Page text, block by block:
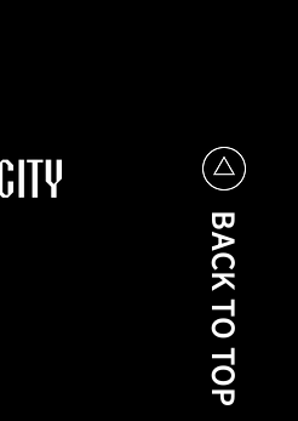
BACK TO TOP